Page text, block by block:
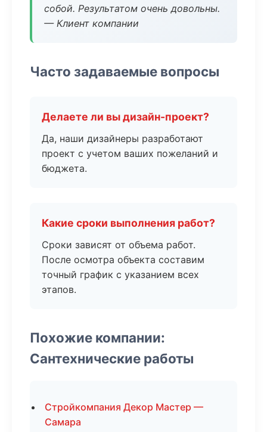
собой. Результатом очень довольны.
— Клиент компании
Часто задаваемые вопросы
Делаете ли вы дизайн-проект?
Да, наши дизайнеры разработают
проект с учетом ваших пожеланий и
бюджета.
Какие сроки выполнения работ?
Сроки зависят от объема работ.
После осмотра объекта составим
точный график с указанием всех
этапов.
Похожие компании:
Сантехнические работы
Стройкомпания Декор Мастер —
Самара